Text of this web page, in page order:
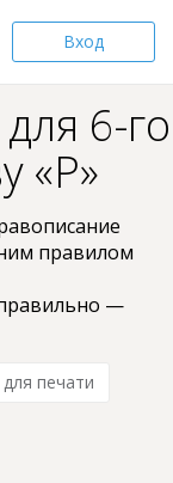
Вход
6-го
«Р»
пpaвилом
—
печати